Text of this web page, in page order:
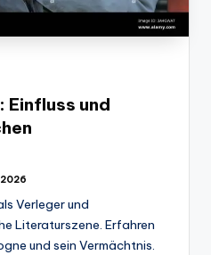
Einfluss und
2026
Verleger und
Literaturszene. Erfahren
und sein Vermächtnis.